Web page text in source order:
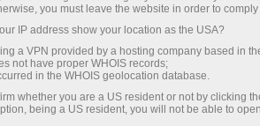
you must leave the website in order to
IP address show your location as the USA?
a VPN provided by a hosting company based in
not have proper WHOIS records;
in the WHOIS geolocation database.
whether you are a US resident or not by clicking
being a US resident, you will not be able to